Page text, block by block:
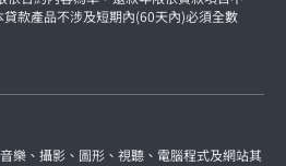
款產品不涉及短期內(60天內)必須全數
樂、攝影、圖形、視聽、電腦程式及網站其